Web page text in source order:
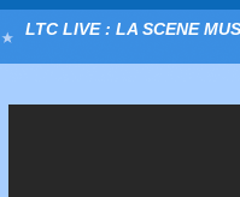
LTC LIVE : LA SCENE